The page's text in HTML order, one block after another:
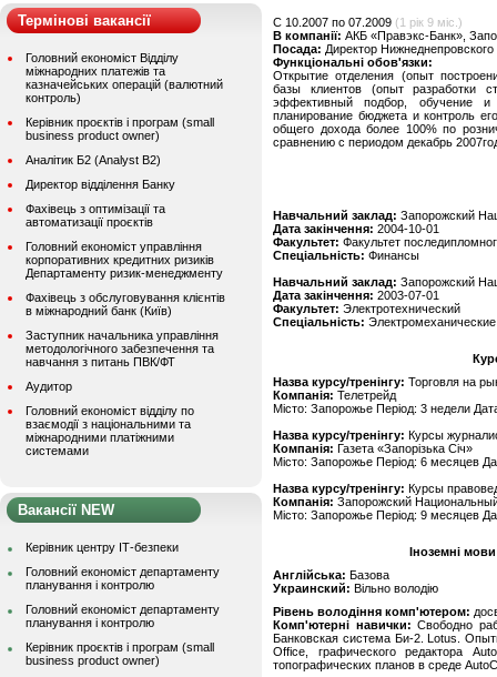
Термінові вакансії
Головний економіст Відділу
міжнародних платежів та
казначейських операцій (валютний
контроль)
Керівник проєктів і програм (small
business product owner)
Аналітик Б2 (Analyst B2)
Директор відділення Банку
Фахівець з оптимізації та
автоматизації проєктів
Головний економіст управління
корпоративних кредитних ризиків
Департаменту ризик-менеджменту
Фахівець з обслуговування клієнтів
в міжнародний банк (Київ)
Заступник начальника управління
методологічного забезпечення та
навчання з питань ПВК/ФТ
Аудитор
Головний економіст відділу по
взаємодії з національними та
міжнародними платіжними
системами
Вакансії NEW
Керівник центру ІТ-безпеки
Головний економіст департаменту
планування і контролю
Головний економіст департаменту
планування і контролю
Керівник проєктів і програм (small
business product owner)
C 10.2007 по 07.2009 (1 рік 9 міс.)
В компанії: АКБ «Правэкс-Банк»,
Посада: Директор Нижнеднепровского
Функціональні обов'язки:
Открытие отделения (опыт
базы клиентов (опыт разработки
эффективный подбор, обучение и
планирование бюджета и контроль
общего дохода более 100% по
сравнению с периодом декабрь
Навчальний заклад: Запорожский
Дата закінчення: 2004-10-01
Факультет: Факультет
Спеціальність: Финансы
Навчальний заклад: Запорожский
Дата закінчення: 2003-07-01
Факультет: Электротехнический
Спеціальність:
Назва курсу/тренінгу: Торговля на
Компанія: Телетрейд
Місто: Запорожье Період: 3 недели
Назва курсу/тренінгу: Курсы
Компанія: Газета «Запорізька Січ»
Місто: Запорожье Період: 6 месяцев
Назва курсу/тренінгу: Курсы
Компанія: Запорожский
Місто: Запорожье Період: 9 месяцев
Іноземні
Англійська: Базова
Украинский: Вільно володію
Рівень володіння комп'ютером:
Комп'ютерні навички: Свободно
Банковская система Би-2. Lotus.
Office, графического редактора
топографических планов в среде